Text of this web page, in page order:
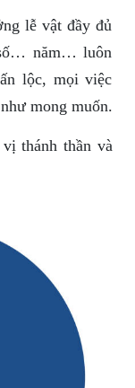
lễ vật đầy đủ
năm… luôn
lộc, mọi việc
mong muốn.
thánh thần và